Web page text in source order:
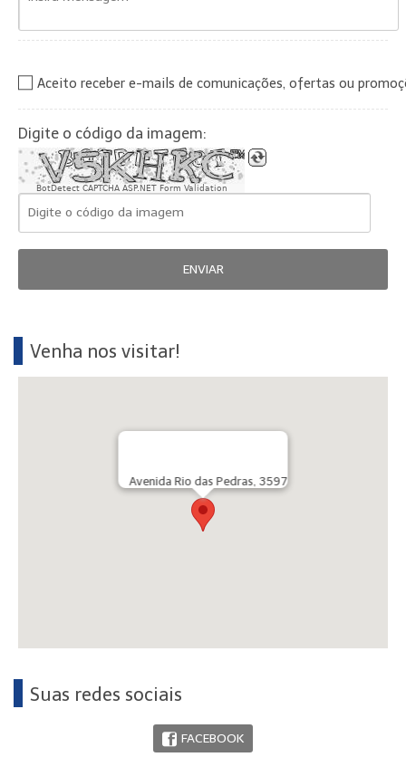
Aceito receber e-mails de comunicações, ofertas ou
Digite o código da imagem:
BotDetect CAPTCHA ASP.NET Form Validation
ENVIAR
Venha nos visitar!
Avenida Rio das Pedras, 3597
Suas redes sociais
FACEBOOK